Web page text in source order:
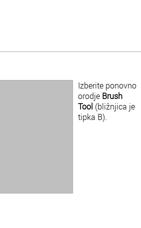
Izberite ponovno
orodje Brush
Tool (bližnjica je
tipka B).